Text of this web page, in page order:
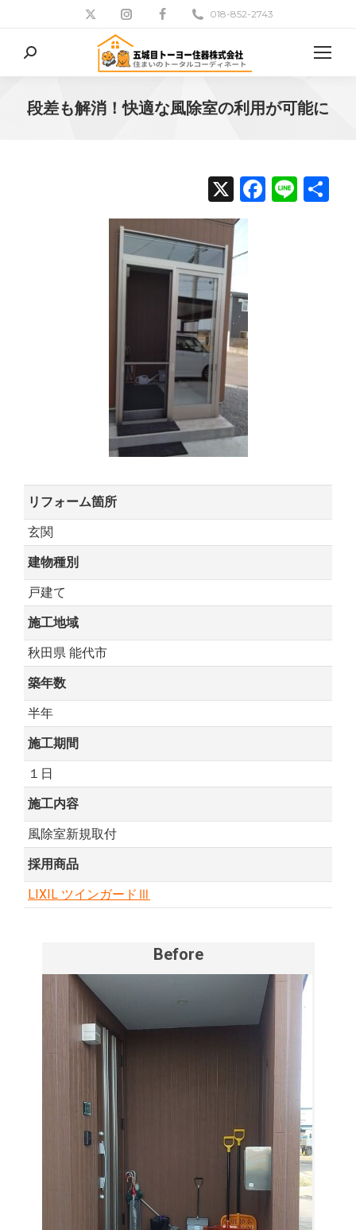
018-852-2743
検
索:
段差も解消！快適な風除室の利用が可能に
X Line
リフォーム箇所
玄関
建物種別
戸建て
施工地域
秋田県 能代市
築年数
半年
施工期間
１日
施工内容
風除室新規取付
採用商品
LIXIL ツインガードⅢ
Before